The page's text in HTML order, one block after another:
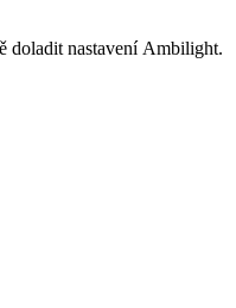
doladit nastavení Ambilight.